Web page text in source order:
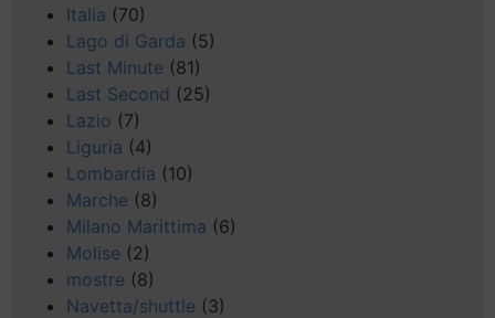
Italia (70)
Lago di Garda (5)
Last Minute (81)
Last Second (25)
Lazio (7)
Liguria (4)
Lombardia (10)
Marche (8)
Milano Marittima (6)
Molise (2)
mostre (8)
Navetta/shuttle (3)